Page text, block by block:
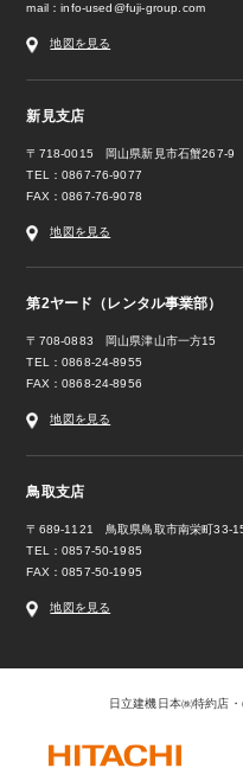
mail：info-used@fuji-group.com
地図を見る
新見支店
〒718-0015 岡山県新見市石蟹267-9
TEL：0867-76-9077
FAX：0867-76-9078
地図を見る
第2ヤード（レンタル事業部）
〒708-0883 岡山県津山市一方15
TEL：0868-24-8955
FAX：0868-24-8956
地図を見る
鳥取支店
〒689-1121 鳥取県鳥取市南栄町33-
TEL：0857-50-1985
FAX：0857-50-1995
地図を見る
日立建機日本㈱特約店